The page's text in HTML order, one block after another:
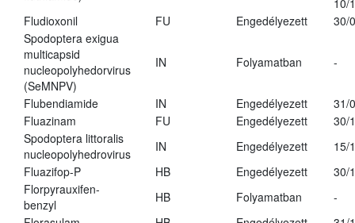
10/
Fludioxonil
FU Engedélyezett
30/
Spodoptera exigua
multicapsid
nucleopolyhedorvirus
(SeMNPV)
IN Folyamatban -
Flubendiamide IN Engedélyezett
31/
Fluazinam
FU Engedélyezett
30/
Spodoptera littoralis
nucleopolyhedrovirus
IN Engedélyezett
15/
Fluazifop-P
HB Engedélyezett
30/
Florpyrauxifen-
benzyl
HB Folyamatban
-